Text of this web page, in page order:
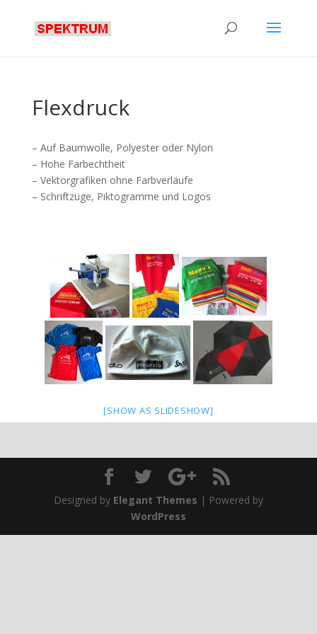
Flexdruck
– Auf Baumwolle, Polyester oder Nylon
– Hohe Farbechtheit
– Vektorgrafiken ohne Farbverläufe
– Schriftzüge, Piktogramme und Logos
[SHOW AS SLIDESHOW]
Designed by Elegant Themes | Powered by
WordPress